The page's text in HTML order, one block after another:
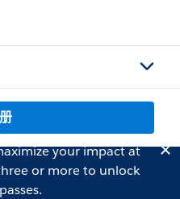
your impact at
or more to unlock